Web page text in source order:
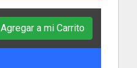
Agregar a mi Carrito